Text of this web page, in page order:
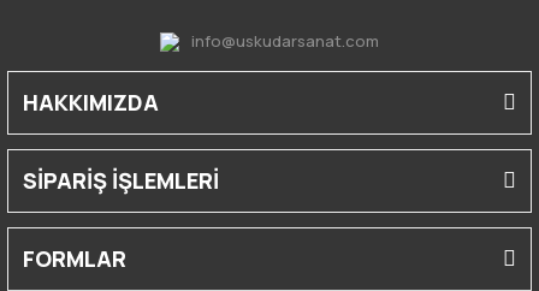
info@uskudarsanat.com
HAKKIMIZDA
SİPARİŞ İŞLEMLERİ
FORMLAR